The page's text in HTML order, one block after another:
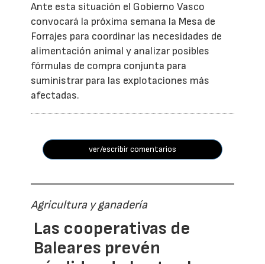
Ante esta situación el Gobierno Vasco
convocará la próxima semana la Mesa de
Forrajes para coordinar las necesidades de
alimentación animal y analizar posibles
fórmulas de compra conjunta para
suministrar para las explotaciones más
afectadas.
ver/escribir comentarios
Agricultura y ganadería
Las cooperativas de
Baleares prevén